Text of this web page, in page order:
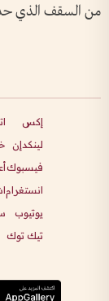
من السقف الذي حدده الغرب
إكس
لينكدإن
فيسبوك
انستغرام
يوتيوب
تيك توك